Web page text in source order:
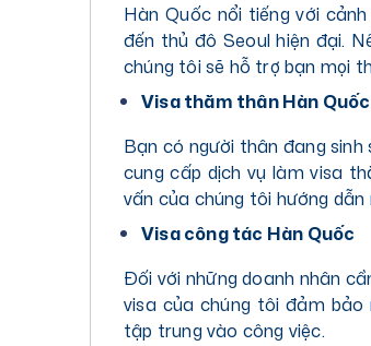
Hàn Quốc nổi tiếng với
đến thủ đô Seoul hiện đại.
chúng tôi sẽ hỗ trợ bạn mọi
Visa thăm thân Hàn Quốc
Bạn có người thân đang
cung cấp dịch vụ làm visa
vấn của chúng tôi hướng
Visa công tác Hàn Quốc
Đối với những doanh nhân
visa của chúng tôi đảm
tập trung vào công việc.